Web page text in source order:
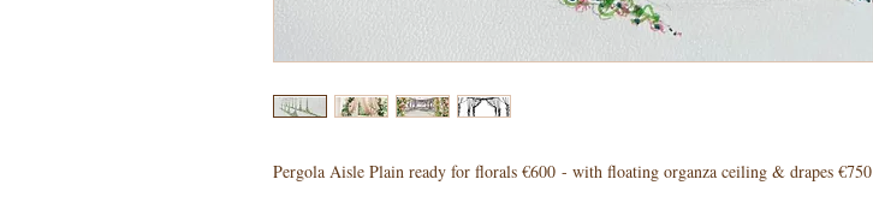
Pergola Aisle Plain ready for florals €600 - with floating organza ceiling & drapes €750